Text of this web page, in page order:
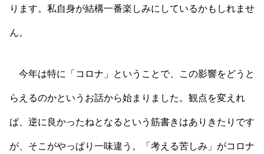
ります。私自身が結構一番楽しみにしているかもしれませ
ん。
今年は特に「コロナ」ということで、この影響をどうと
らえるのかというお話から始まりました。観点を変えれ
ば、逆に良かったねとなるという筋書きはありきたりです
が、そこがやっぱり一味違う。「考える苦しみ」がコロナ